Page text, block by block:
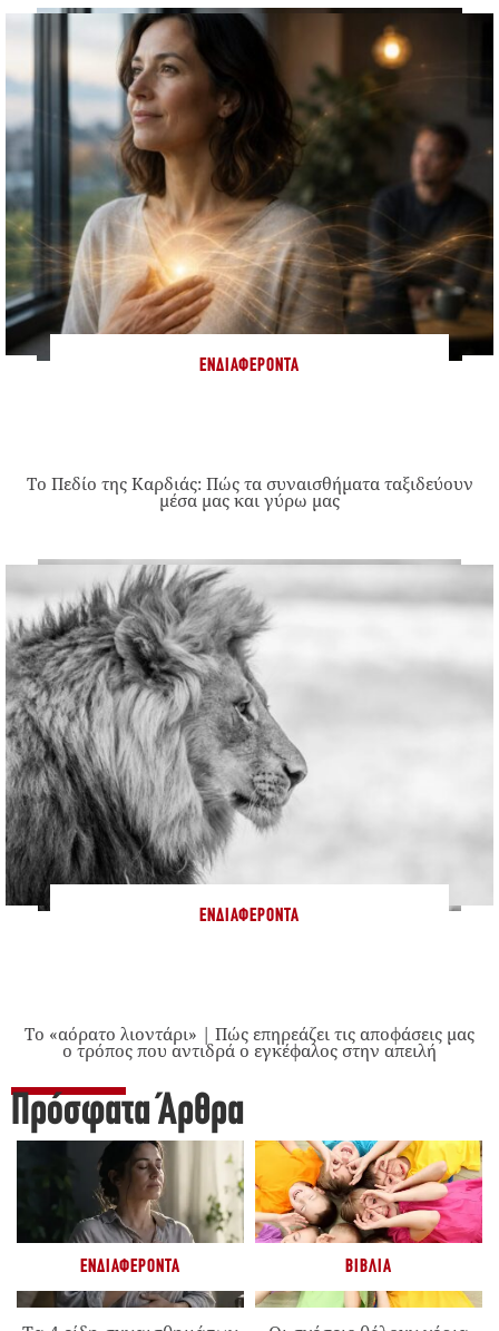
ΕΝΔΙΑΦΈΡΟΝΤΑ
Το Πεδίο της Καρδιάς: Πώς τα συναισθήματα ταξιδεύουν
μέσα μας και γύρω μας
ΕΝΔΙΑΦΈΡΟΝΤΑ
Το «αόρατο λιοντάρι» | Πώς επηρεάζει τις αποφάσεις μας
ο τρόπος που αντιδρά ο εγκέφαλος στην απειλή
Πρόσφατα Άρθρα
ΕΝΔΙΑΦΈΡΟΝΤΑ ΒΙΒΛΊΑ